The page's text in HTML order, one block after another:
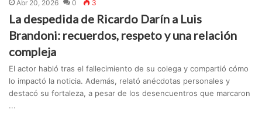
Abr 20, 2026 0 3
La despedida de Ricardo Darín a Luis
Brandoni: recuerdos, respeto y una relación
compleja
El actor habló tras el fallecimiento de su colega y compartió cómo
lo impactó la noticia. Además, relató anécdotas personales y
destacó su fortaleza, a pesar de los desencuentros que marcaron
...